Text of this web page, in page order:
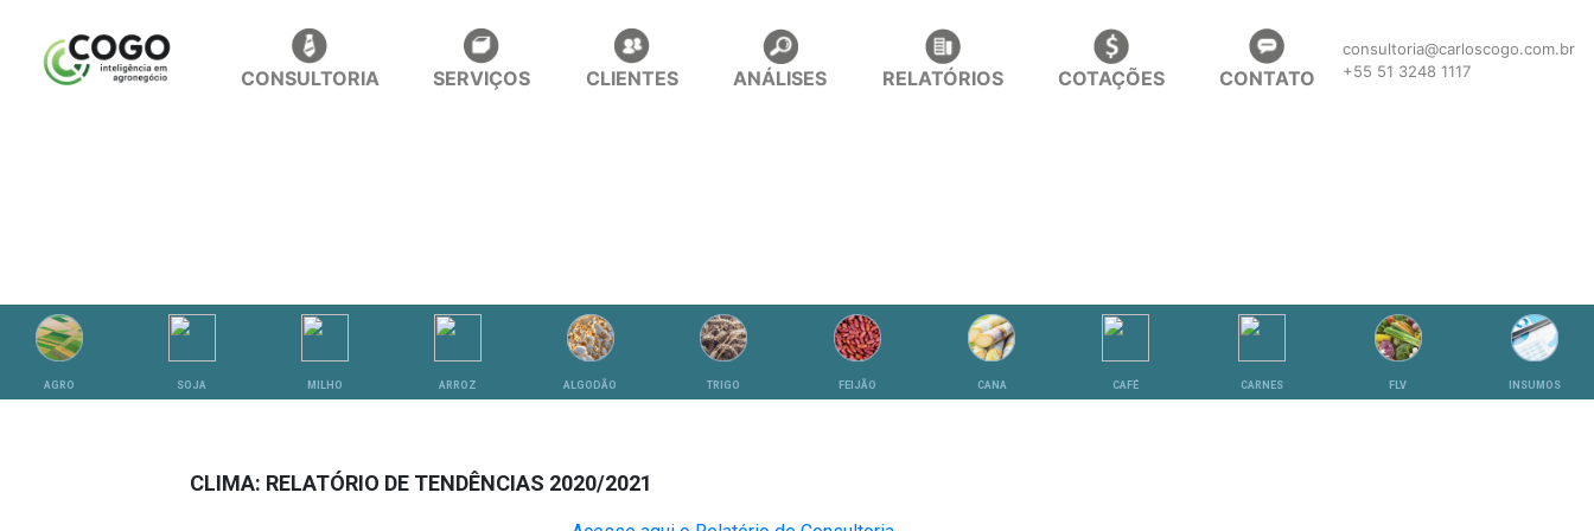
CONSULTORIA SERVIÇOS CLIENTES ANÁLISES RELATÓRIOS COTAÇÕES CONTATO
consultoria@carloscogo.com.br
+55 51 3248 1117
AGRO SOJA MILHO ARROZ ALGODÃO TRIGO FEIJÃO CANA CAFÉ CARNES FLV INSUMOS
CLIMA: RELATÓRIO DE TENDÊNCIAS 2020/2021